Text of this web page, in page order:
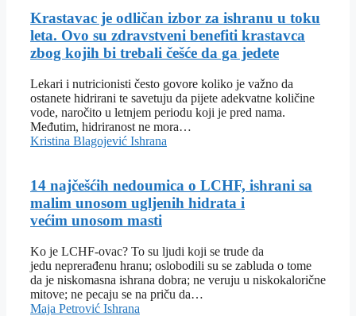
Krastavac je odličan izbor za ishranu u toku
leta. Ovo su zdravstveni benefiti krastavca
zbog kojih bi trebali češće da ga jedete
Lekari i nutricionisti često govore koliko je važno da
ostanete hidrirani te savetuju da pijete adekvatne količine
vode, naročito u letnjem periodu koji je pred nama.
Međutim, hidriranost ne mora…
Kristina Blagojević Ishrana
14 najčešćih nedoumica o LCHF, ishrani sa
malim unosom ugljenih hidrata i
većim unosom masti
Ko je LCHF-ovac? To su ljudi koji se trude da
jedu neprerađenu hranu; oslobodili su se zabluda o tome
da je niskomasna ishrana dobra; ne veruju u niskokalorične
mitove; ne pecaju se na priču da…
Maja Petrović Ishrana